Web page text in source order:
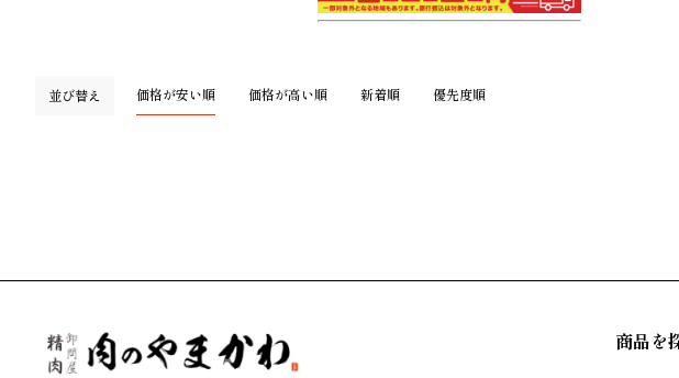
並び替え 価格が安い順 価格が高い順 新着順 優先度順
商品を